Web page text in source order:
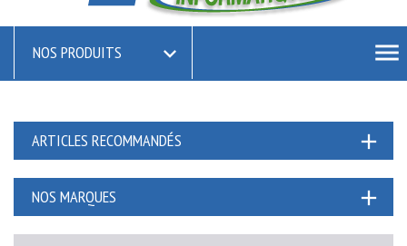
NOS PRODUITS  menu
ARTICLES RECOMMANDÉS add
NOS MARQUES add